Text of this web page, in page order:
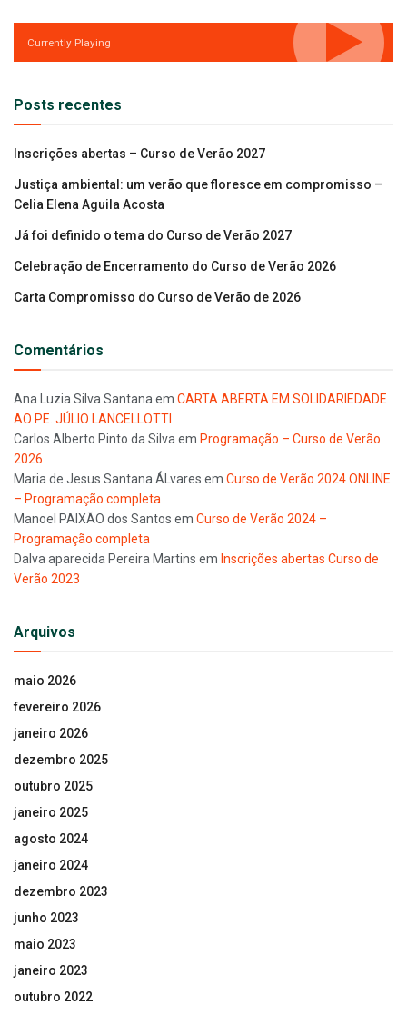
Currently Playing
Posts recentes
Inscrições abertas – Curso de Verão 2027
Justiça ambiental: um verão que floresce em compromisso –
Celia Elena Aguila Acosta
Já foi definido o tema do Curso de Verão 2027
Celebração de Encerramento do Curso de Verão 2026
Carta Compromisso do Curso de Verão de 2026
Comentários
Ana Luzia Silva Santana em CARTA ABERTA EM SOLIDARIEDADE
AO PE. JÚLIO LANCELLOTTI
Carlos Alberto Pinto da Silva em Programação – Curso de Verão
2026
Maria de Jesus Santana ÁLvares em Curso de Verão 2024 ONLINE
– Programação completa
Manoel PAIXÃO dos Santos em Curso de Verão 2024 –
Programação completa
Dalva aparecida Pereira Martins em Inscrições abertas Curso de
Verão 2023
Arquivos
maio 2026
fevereiro 2026
janeiro 2026
dezembro 2025
outubro 2025
janeiro 2025
agosto 2024
janeiro 2024
dezembro 2023
junho 2023
maio 2023
janeiro 2023
outubro 2022